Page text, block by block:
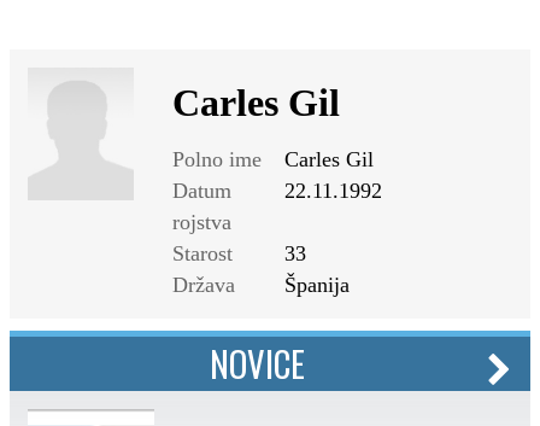
Carles Gil
Polno ime
Carles Gil
Datum
rojstva
22.11.1992
Starost
33
Država
Španija
NOVICE